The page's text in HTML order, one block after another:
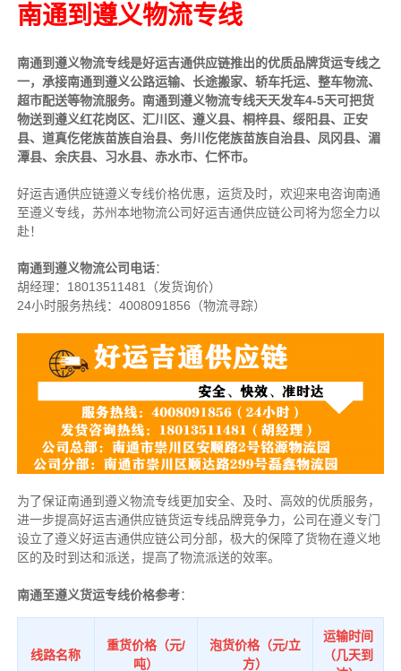
南通到遵义物流专线
南通到遵义物流专线是好运吉通供应链推出的优质品牌货运专线之
一，承接南通到遵义公路运输、长途搬家、轿车托运、整车物流、
超市配送等物流服务。南通到遵义物流专线天天发车4-5天可把货
物送到遵义红花岗区、汇川区、遵义县、桐梓县、绥阳县、正安
县、道真仡佬族苗族自治县、务川仡佬族苗族自治县、凤冈县、湄
潭县、余庆县、习水县、赤水市、仁怀市。
好运吉通供应链遵义专线价格优惠，运货及时，欢迎来电咨询南通
至遵义专线，苏州本地物流公司好运吉通供应链公司将为您全力以
赴！
南通到遵义物流公司电话：
胡经理： 18013511481（发货询价）
24小时服务热线：4008091856（物流寻踪）
为了保证南通到遵义物流专线更加安全、及时、高效的优质服务，
进一步提高好运吉通供应链货运专线品牌竞争力，公司在遵义专门
设立了遵义好运吉通供应链公司分部，极大的保障了货物在遵义地
区的及时到达和派送，提高了物流派送的效率。
南通至遵义货运专线价格参考：
线路名称
重货价格（元/
吨）
泡货价格（元/立
方）
运输时间
（几天到